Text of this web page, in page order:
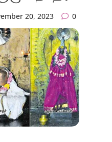
20, 2023 0